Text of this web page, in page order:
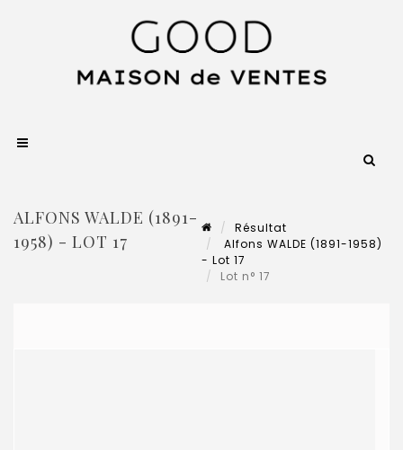
ALFONS WALDE (1891-
1958) - LOT 17
Résultat
Alfons WALDE (1891-1958)
- Lot 17
Lot n° 17